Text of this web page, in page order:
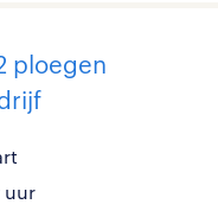
ploegen
uur